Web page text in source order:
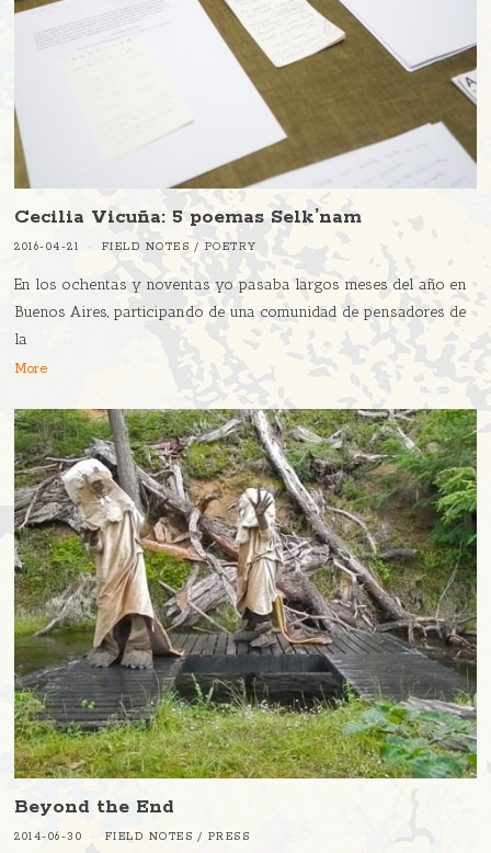
Cecilia Vicuña: 5 poemas Selk’nam
2016-04-21 FIELD NOTES / POETRY
En los ochentas y noventas yo pasaba largos meses del año en
Buenos Aires, participando de una comunidad de pensadores de
la
More
Beyond the End
2014-06-30 FIELD NOTES / PRESS